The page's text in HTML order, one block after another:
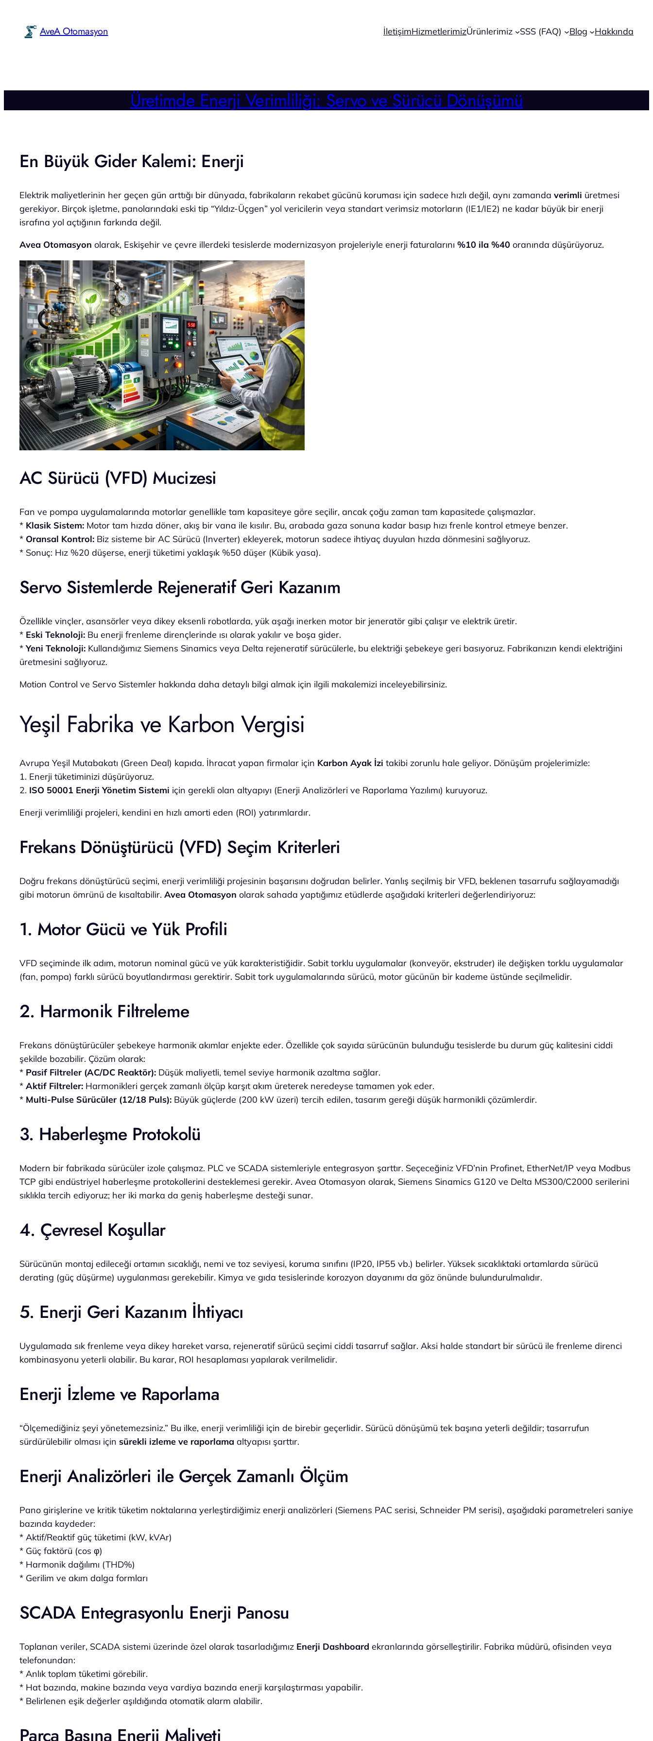
AveA Otomasyon İletişimHizmetlerimizÜrünlerimiz SSS (FAQ) Blog Hakkında
Üretimde Enerji Verimliliği: Servo ve Sürücü Dönüşümü
En Büyük Gider Kalemi: Enerji
Elektrik maliyetlerinin her geçen gün arttığı bir dünyada, fabrikaların rekabet gücünü koruması için sadece hızlı değil, aynı zamanda verimli üretmesi
gerekiyor. Birçok işletme, panolarındaki eski tip “Yıldız-Üçgen” yol vericilerin veya standart verimsiz motorların (IE1/IE2) ne kadar büyük bir enerji
israfına yol açtığının farkında değil.
Avea Otomasyon olarak, Eskişehir ve çevre illerdeki tesislerde modernizasyon projeleriyle enerji faturalarını %10 ila %40 oranında düşürüyoruz.
AC Sürücü (VFD) Mucizesi
Fan ve pompa uygulamalarında motorlar genellikle tam kapasiteye göre seçilir, ancak çoğu zaman tam kapasitede çalışmazlar.
* Klasik Sistem: Motor tam hızda döner, akış bir vana ile kısılır. Bu, arabada gaza sonuna kadar basıp hızı frenle kontrol etmeye benzer.
* Oransal Kontrol: Biz sisteme bir AC Sürücü (Inverter) ekleyerek, motorun sadece ihtiyaç duyulan hızda dönmesini sağlıyoruz.
* Sonuç: Hız %20 düşerse, enerji tüketimi yaklaşık %50 düşer (Kübik yasa).
Servo Sistemlerde Rejeneratif Geri Kazanım
Özellikle vinçler, asansörler veya dikey eksenli robotlarda, yük aşağı inerken motor bir jeneratör gibi çalışır ve elektrik üretir.
* Eski Teknoloji: Bu enerji frenleme dirençlerinde ısı olarak yakılır ve boşa gider.
*Yeni Teknoloji: Kullandığımız Siemens Sinamics veya Delta rejeneratif sürücülerle, bu elektriği şebekeye geri basıyoruz. Fabrikanızın kendi elektriğini
üretmesini sağlıyoruz.
Motion Control ve Servo Sistemler hakkında daha detaylı bilgi almak için ilgili makalemizi inceleyebilirsiniz.
Yeşil Fabrika ve Karbon Vergisi
Avrupa Yeşil Mutabakatı (Green Deal) kapıda. İhracat yapan firmalar için Karbon Ayak İzi takibi zorunlu hale geliyor. Dönüşüm projelerimizle:
1. Enerji tüketiminizi düşürüyoruz.
2. ISO 50001 Enerji Yönetim Sistemi için gerekli olan altyapıyı (Enerji Analizörleri ve Raporlama Yazılımı) kuruyoruz.
Enerji verimliliği projeleri, kendini en hızlı amorti eden (ROI) yatırımlardır.
Frekans Dönüştürücü (VFD) Seçim Kriterleri
Doğru frekans dönüştürücü seçimi, enerji verimliliği projesinin başarısını doğrudan belirler. Yanlış seçilmiş bir VFD, beklenen tasarrufu sağlayamadığı
gibi motorun ömrünü de kısaltabilir. Avea Otomasyon olarak sahada yaptığımız etüdlerde aşağıdaki kriterleri değerlendiriyoruz:
1. Motor Gücü ve Yük Profili
VFD seçiminde ilk adım, motorun nominal gücü ve yük karakteristiğidir. Sabit torklu uygulamalar (konveyör, ekstruder) ile değişken torklu uygulamalar
(fan, pompa) farklı sürücü boyutlandırması gerektirir. Sabit tork uygulamalarında sürücü, motor gücünün bir kademe üstünde seçilmelidir.
2. Harmonik Filtreleme
Frekans dönüştürücüler şebekeye harmonik akımlar enjekte eder. Özellikle çok sayıda sürücünün bulunduğu tesislerde bu durum güç kalitesini ciddi
şekilde bozabilir. Çözüm olarak:
* Pasif Filtreler (AC/DC Reaktör): Düşük maliyetli, temel seviye harmonik azaltma sağlar.
* Aktif Filtreler: Harmonikleri gerçek zamanlı ölçüp karşıt akım üreterek neredeyse tamamen yok eder.
* Multi-Pulse Sürücüler (12/18 Puls): Büyük güçlerde (200 kW üzeri) tercih edilen, tasarım gereği düşük harmonikli çözümlerdir.
3. Haberleşme Protokolü
Modern bir fabrikada sürücüler izole çalışmaz. PLC ve SCADA sistemleriyle entegrasyon şarttır. Seçeceğiniz VFD’nin Profinet, EtherNet/IP veya Modbus
TCP gibi endüstriyel haberleşme protokollerini desteklemesi gerekir. Avea Otomasyon olarak, Siemens Sinamics G120 ve Delta MS300/C2000 serilerini
sıklıkla tercih ediyoruz; her iki marka da geniş haberleşme desteği sunar.
4. Çevresel Koşullar
Sürücünün montaj edileceği ortamın sıcaklığı, nemi ve toz seviyesi, koruma sınıfını (IP20, IP55 vb.) belirler. Yüksek sıcaklıktaki ortamlarda sürücü
derating (güç düşürme) uygulanması gerekebilir. Kimya ve gıda tesislerinde korozyon dayanımı da göz önünde bulundurulmalıdır.
5. Enerji Geri Kazanım İhtiyacı
Uygulamada sık frenleme veya dikey hareket varsa, rejeneratif sürücü seçimi ciddi tasarruf sağlar. Aksi halde standart bir sürücü ile frenleme direnci
kombinasyonu yeterli olabilir. Bu karar, ROI hesaplaması yapılarak verilmelidir.
Enerji İzleme ve Raporlama
“Ölçemediğiniz şeyi yönetemezsiniz.” Bu ilke, enerji verimliliği için de birebir geçerlidir. Sürücü dönüşümü tek başına yeterli değildir; tasarrufun
sürdürülebilir olması için sürekli izleme ve raporlama altyapısı şarttır.
Enerji Analizörleri ile Gerçek Zamanlı Ölçüm
Pano girişlerine ve kritik tüketim noktalarına yerleştirdiğimiz enerji analizörleri (Siemens PAC serisi, Schneider PM serisi), aşağıdaki parametreleri saniye
bazında kaydeder:
* Aktif/Reaktif güç tüketimi (kW, kVAr)
* Güç faktörü (cos φ)
* Harmonik dağılımı (THD%)
* Gerilim ve akım dalga formları
SCADA Entegrasyonlu Enerji Panosu
Toplanan veriler, SCADA sistemi üzerinde özel olarak tasarladığımız Enerji Dashboard ekranlarında görselleştirilir. Fabrika müdürü, ofisinden veya
telefonundan:
* Anlık toplam tüketimi görebilir.
* Hat bazında, makine bazında veya vardiya bazında enerji karşılaştırması yapabilir.
* Belirlenen eşik değerler aşıldığında otomatik alarm alabilir.
Parça Başına Enerji Maliyeti